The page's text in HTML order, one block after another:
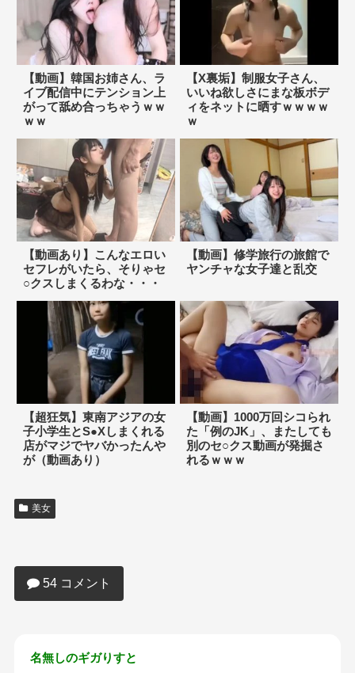
【動画】韓国お姉さん、ラ
イブ配信中にテンション上
がって舐め合っちゃうｗｗ
ｗｗ
【X裏垢】制服女子さん、
いいね欲しさにまな板ボデ
ィをネットに晒すｗｗｗｗ
ｗ
【動画あり】こんなエロい
セフレがいたら、そりゃセ
○クスしまくるわな・・・
【動画】修学旅行の旅館で
ヤンチャな女子達と乱交
【超狂気】東南アジアの女
子小学生とS●Xしまくれる
店がマジでヤバかったんや
が（動画あり）
【動画】1000万回シコられ
た「例のJK」、またしても
別のセ○クス動画が発掘さ
れるｗｗｗ
美女
ごかったｗｗｗｗｗｗｗｗｗｗｗｗｗ
54 コメント
名無しのギガりすと